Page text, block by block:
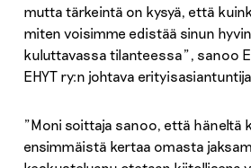
mutta tärkeintä on kysyä, että
miten voisimme edistää sinun
kuluttavassa tilanteessa”, sanoo
EHYT ry:n johtava
”Moni soittaja sanoo, että häneltä
ensimmäistä kertaa omasta